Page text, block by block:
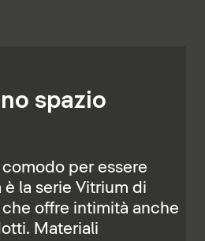
spazio
per essere
la serie Vitrium di
che offre intimità anche
Materiali